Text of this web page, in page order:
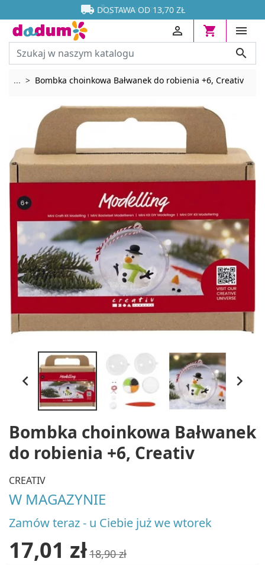

 DOSTAWA OD 13,70 ZŁ






... Rozwiń breadcrumbs
Bombka choinkowa Bałwanek do robienia +6, Creativ
 
Bombka choinkowa Bałwanek
do robienia +6, Creativ
CREATIV
W MAGAZYNIE
Zamów teraz - u Ciebie już we wtorek
17,01 zł18,90 zł